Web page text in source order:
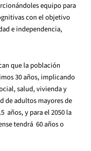
equipo para
con el objetivo
e independencia,
que la población
30 años, implicando
salud, vivienda y
de adultos mayores de
años, y para el 2050 la
tendrá 60 años o